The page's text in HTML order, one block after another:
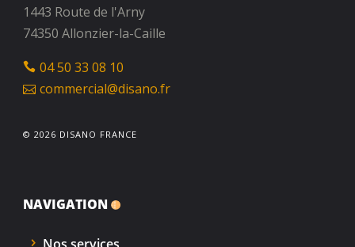
1443 Route de l'Arny
74350 Allonzier-la-Caille
04 50 33 08 10
commercial@disano.fr
© 2026 DISANO FRANCE
NAVIGATION